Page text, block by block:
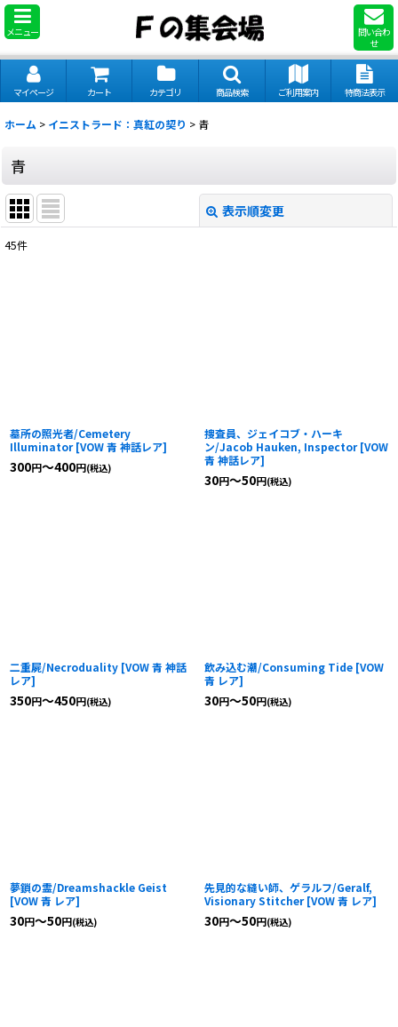
メニュー
問い合わ
せ
マイページ カート カテゴリ 商品検索 ご利用案内 特商法表示
ホーム > イニストラード：真紅の契り > 青
青
表示順変更
45件
墓所の照光者/Cemetery
Illuminator [VOW 青 神話レア]
300円～400円(税込)
捜査員、ジェイコブ・ハーキ
ン/Jacob Hauken, Inspector [VOW
青 神話レア]
30円～50円(税込)
二重屍/Necroduality [VOW 青 神話
レア]
350円～450円(税込)
飲み込む潮/Consuming Tide [VOW
青 レア]
30円～50円(税込)
夢鎖の霊/Dreamshackle Geist
[VOW 青 レア]
30円～50円(税込)
先見的な縫い師、ゲラルフ/Geralf,
Visionary Stitcher [VOW 青 レア]
30円～50円(税込)